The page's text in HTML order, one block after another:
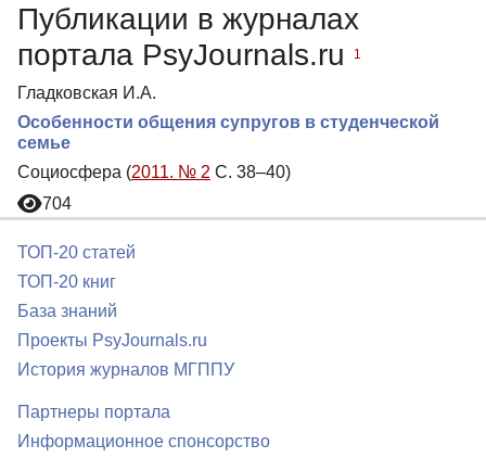
Публикации в журналах
портала PsyJournals.ru
1
Гладковская И.А.
Особенности общения супругов в студенческой
семье
Социосфера (2011. № 2 С. 38–40)
704
ТОП-20 статей
ТОП-20 книг
База знаний
Проекты PsyJournals.ru
История журналов МГППУ
Партнеры портала
Информационное спонсорство